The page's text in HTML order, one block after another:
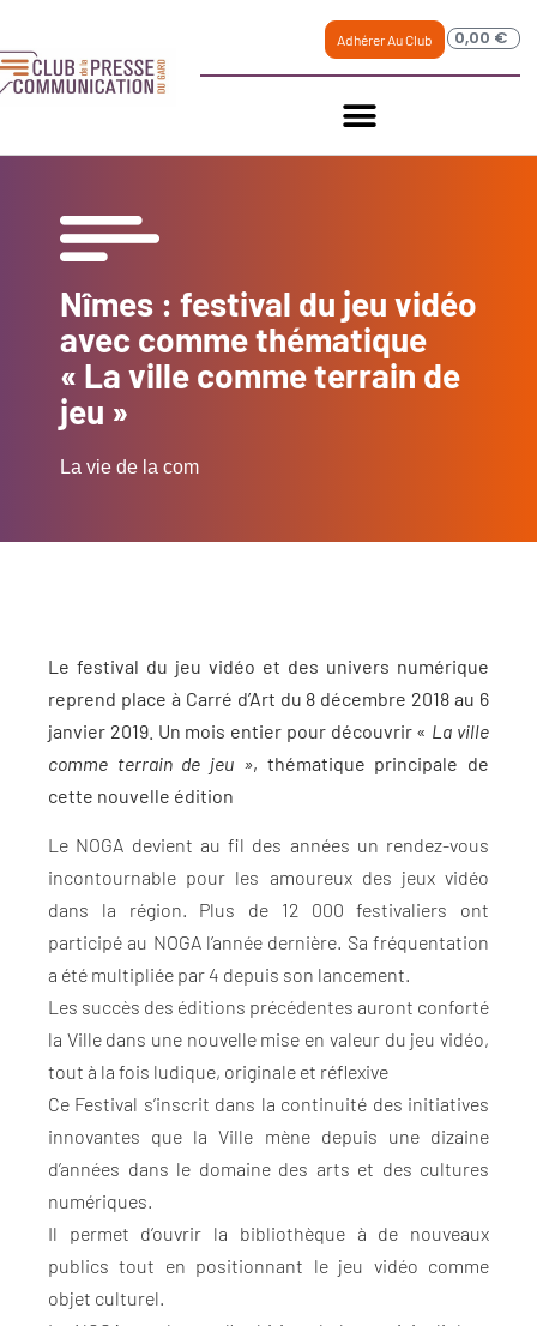
Adhérer Au Club 0,00 €
Nîmes : festival du jeu vidéo
avec comme thématique
« La ville comme terrain de
jeu »
La vie de la com
Le festival du jeu vidéo et des univers numérique
reprend place à Carré d’Art du 8 décembre 2018 au 6
janvier 2019. Un mois entier pour découvrir « La ville
comme terrain de jeu », thématique principale de
cette nouvelle édition
Le NOGA devient au fil des années un rendez-vous
incontournable pour les amoureux des jeux vidéo
dans la région. Plus de 12 000 festivaliers ont
participé au NOGA l’année dernière. Sa fréquentation
a été multipliée par 4 depuis son lancement.
Les succès des éditions précédentes auront conforté
la Ville dans une nouvelle mise en valeur du jeu vidéo,
tout à la fois ludique, originale et réflexive
Ce Festival s’inscrit dans la continuité des initiatives
innovantes que la Ville mène depuis une dizaine
d’années dans le domaine des arts et des cultures
numériques.
Il permet d’ouvrir la bibliothèque à de nouveaux
publics tout en positionnant le jeu vidéo comme
objet culturel.